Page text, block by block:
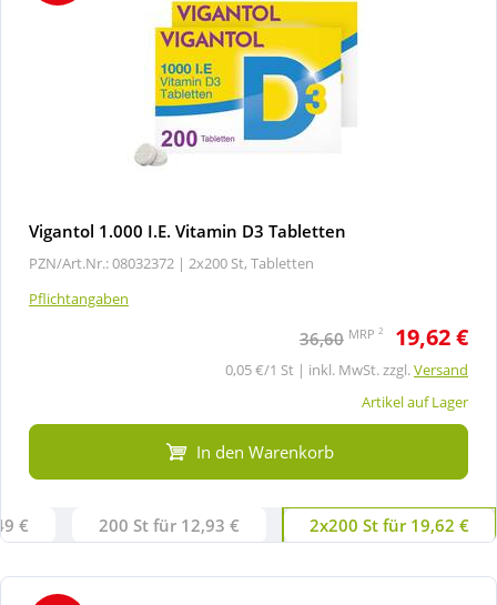
Vigantol 1.000 I.E. Vitamin D3 Tabletten
PZN/Art.Nr.: 08032372 | 2x200 St, Tabletten
Pflichtangaben
36,60 MRP 2 19,62 €
0,05 €/1 St | inkl. MwSt. zzgl.Versand
Artikel auf Lager
In den Warenkorb
€ 200 St für 12,93 € 2x200 St für 19,62 €